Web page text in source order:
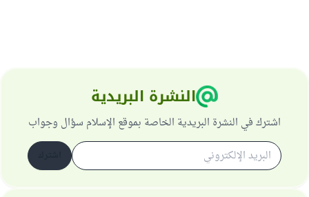
النشرة البريدية
اشترك في النشرة البريدية الخاصة بموقع الإسلام سؤال وجواب